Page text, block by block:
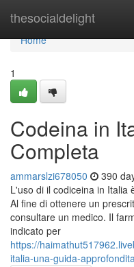
thesocialdelight
Home
Home
1
Codeina in
Completa
ammarslzi678050 390
L'uso di il codiceina in Italia
Al fine di ottenere un
consultare un medico. Il
indicato per
https://
italia-una-guida-